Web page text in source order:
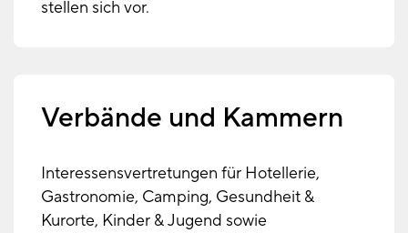
stellen sich vor.
Verbände und Kammern
Interessensvertretungen für Hotellerie,
Gastronomie, Camping, Gesundheit &
Kurorte, Kinder & Jugend sowie